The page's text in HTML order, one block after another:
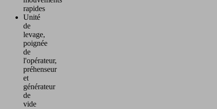
rapides
Unité
de
levage,
poignée
de
l'opérateur,
préhenseur
et
générateur
de
vide